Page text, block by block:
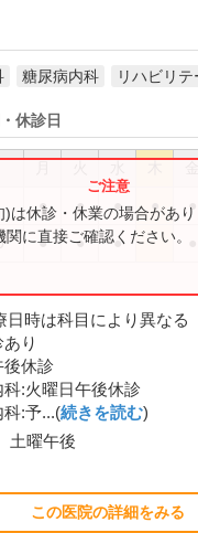
糖尿病内科 リハビリ
休診日
● ● ● ● ●
● ● ●
)は休診・休業の場合があ
に直接ご確認ください。
日時は科目により異なる
り
後休診
科:火曜日午後休診
科:予...(続きを読む)
土曜午後
この医院の詳細をみる